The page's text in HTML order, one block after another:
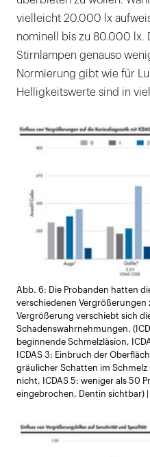
vielleicht 20.000 lx
nominell bis zu 80.000 lx.
Stirnlampen genauso
Normierung gibt wie für
Helligkeitswerte sind in
Abb. 6: Die Probanden hatten
verschiedenen
Vergrößerung verschiebt sich
Schadenswahrnehmungen.
beginnende Schmelzläsion,
ICDAS 3: Einbruch der
gräulicher Schatten im
nicht, ICDAS 5: weniger als 50
eingebrochen, Dentin sichtbar) |